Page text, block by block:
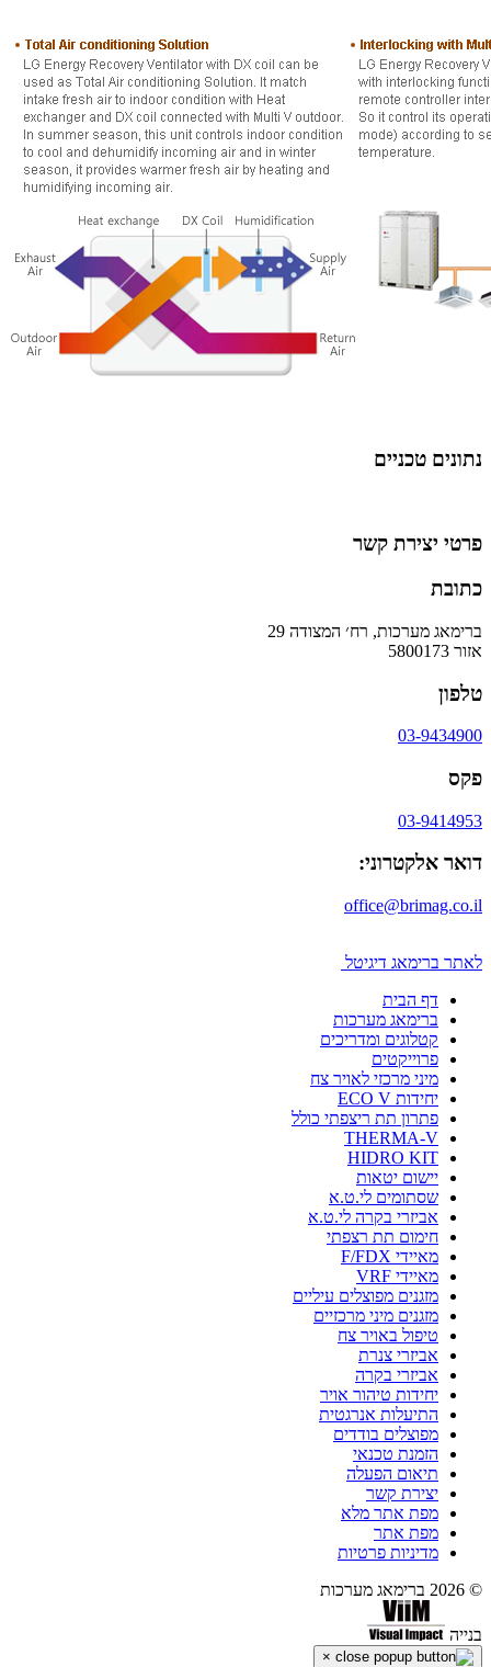
נתונים טכניים
פרטי יצירת קשר
כתובת
ברימאג מערכות, רח׳ המצודה 29
אזור 5800173
טלפון
03-9434900
פקס
03-9414953
דואר אלקטרוני:
office@brimag.co.il
לאתר ברימאג דיגיטל
דף הבית
ברימאג מערכות
קטלוגים ומדריכים
פרוייקטים
מיני מרכזי לאויר צח
יחידות ECO V
פתרון תת ריצפתי כולל
THERMA-V
HIDRO KIT
יישום יטאות
שסתומים לי.ט.א
אביזרי בקרה לי.ט.א
חימום תת רצפתי
מאיידי F/FDX
מאיידי VRF
מזגנים מפוצלים עיליים
מזגנים מיני מרכזיים
טיפול באויר צח
אביזרי צנרת
אביזרי בקרה
יחידות טיהור אויר
התיעלות אנרגטית
מפוצלים בודדים
הזמנת טכנאי
תיאום הפעלה
יצירת קשר
מפת אתר מלא
מפת אתר
מדיניות פרטיות
© 2026 ברימאג מערכות
בנייה
×